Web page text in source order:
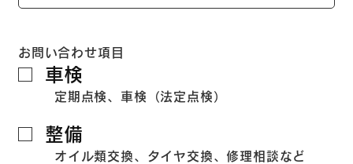
お問い合わせ項目
車検
定期点検、車検（法定点検）
整備
オイル類交換、タイヤ交換、修理相談など